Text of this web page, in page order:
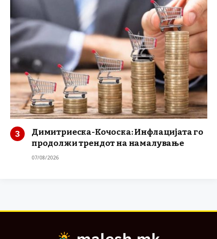
Димитриеска-Кочоска: Инфлацијата го
продолжи трендот на намалување
07/08/2026